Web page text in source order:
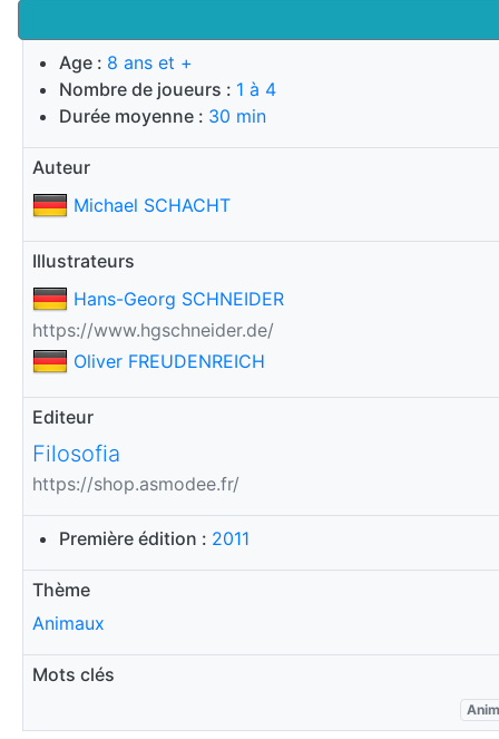
Age : 8 ans et +
Nombre de joueurs : 1 à 4
Durée moyenne : 30 min
Auteur
Michael SCHACHT
Illustrateurs
Hans-Georg SCHNEIDER
https://www.hgschneider.de/
Oliver FREUDENREICH
Editeur
Filosofia
https://shop.asmodee.fr/
Première édition : 2011
Thème
Animaux
Mots clés